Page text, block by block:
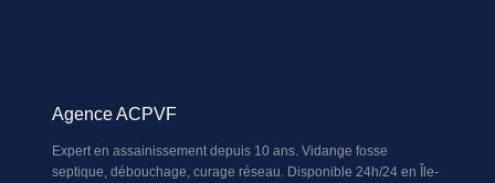
Agence ACPVF
Expert en assainissement depuis 10 ans. Vidange fosse
septique, débouchage, curage réseau. Disponible 24h/24 en Île-